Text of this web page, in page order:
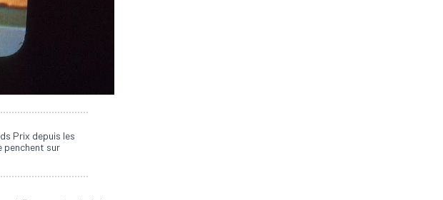
Prix depuis les
penchent sur